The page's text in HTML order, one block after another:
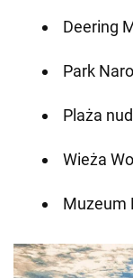
Deering
Park
Plaża
Wieża
Muzeum